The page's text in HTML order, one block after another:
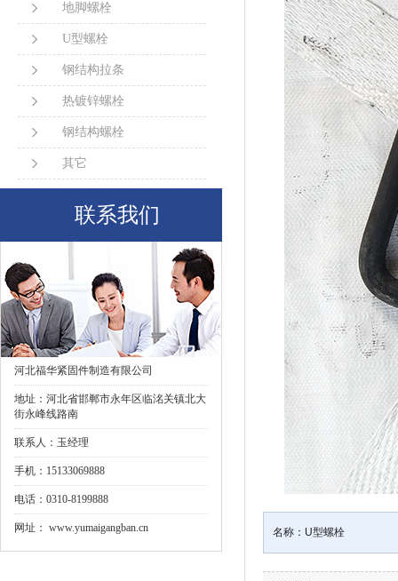
地脚螺栓
U型螺栓
钢结构拉条
热镀锌螺栓
钢结构螺栓
其它
联系我们
河北福华紧固件制造有限公司
地址：河北省邯郸市永年区临洺关镇北大
街永峰线路南
联系人：玉经理
手机：15133069888
电话：0310-8199888
网址： www.yumaigangban.cn 名称： U型螺栓